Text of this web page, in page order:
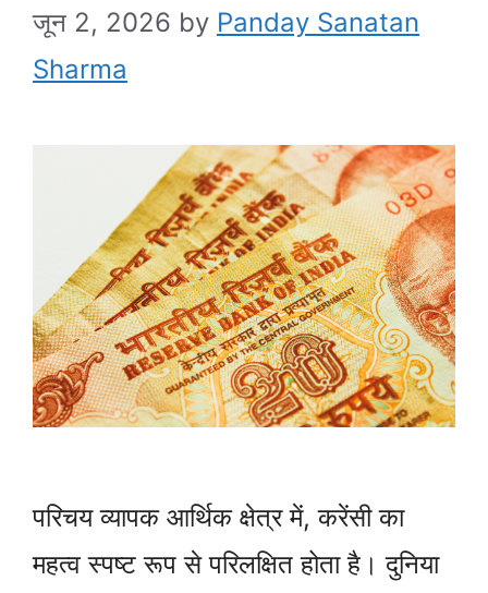
जून 2, 2026 by Panday Sanatan
Sharma
परिचय व्यापक आर्थिक क्षेत्र में, करेंसी का
महत्व स्पष्ट रूप से परिलक्षित होता है। दुनिया